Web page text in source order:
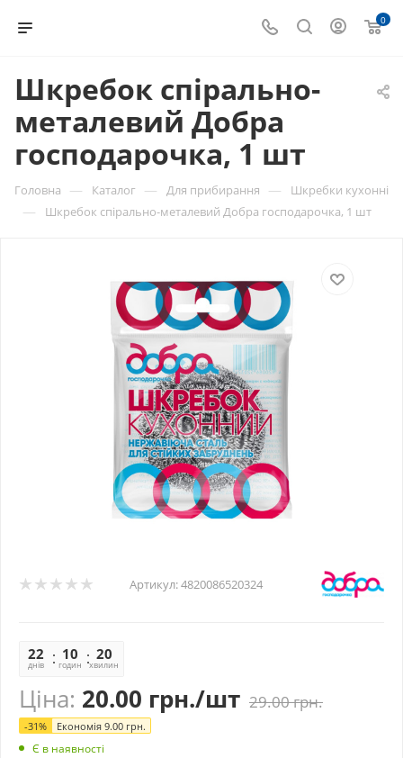
0
Шкребок спірально-
металевий Добра
господарочка, 1 шт
Головна — Каталог — Для прибирання — Шкребки кухонні
— Шкребок спірально-металевий Добра господарочка, 1 шт
Артикул:4820086520324
22
днів
10
годин
20
хвилин
Ціна: 20.00 грн./шт 29.00грн.
-31% Економія 9.00 грн.
Є в наявності